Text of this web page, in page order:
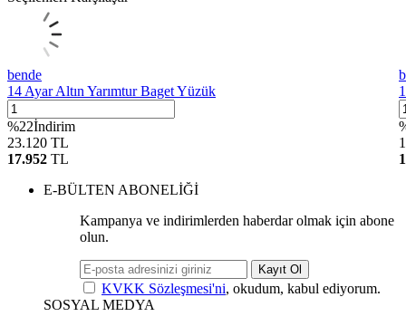
bende
14 Ayar Altın Yarımtur Baget Yüzük
%22İndirim
23.120 TL
17.952 TL
E-BÜLTEN ABONELİĞİ
Kampanya ve indirimlerden haberdar olmak için abone
olun.
Kayıt Ol
KVKK Sözleşmesi'ni, okudum, kabul ediyorum.
SOSYAL MEDYA